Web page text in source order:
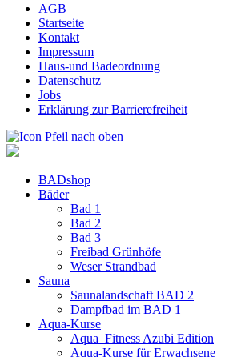
AGB
Startseite
Kontakt
Impressum
Haus-und Badeordnung
Datenschutz
Jobs
Erklärung zur Barrierefreiheit
BADshop
Bäder
Bad 1
Bad 2
Bad 3
Freibad Grünhöfe
Weser Strandbad
Sauna
Saunalandschaft BAD 2
Dampfbad im BAD 1
Aqua-Kurse
Aqua_Fitness Azubi Edition
Aqua-Kurse für Erwachsene